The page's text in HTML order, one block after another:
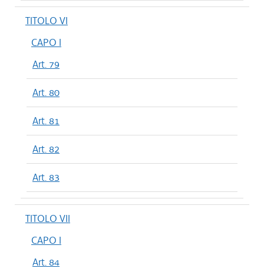
TITOLO VI
CAPO I
Art. 79
Art. 80
Art. 81
Art. 82
Art. 83
TITOLO VII
CAPO I
Art. 84